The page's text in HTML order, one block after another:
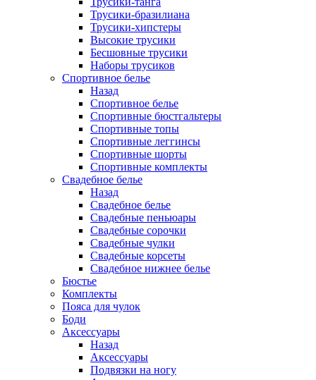
Трусики-бразилиана
Трусики-хипстеры
Высокие трусики
Бесшовные трусики
Наборы трусиков
Спортивное белье
Назад
Спортивное белье
Спортивные бюстгальтеры
Спортивные топы
Спортивные леггинсы
Спортивные шорты
Спортивные комплекты
Свадебное белье
Назад
Свадебное белье
Свадебные пеньюары
Свадебные сорочки
Свадебные чулки
Свадебные корсеты
Свадебное нижнее белье
Бюстье
Комплекты
Пояса для чулок
Боди
Аксессуары
Назад
Аксессуары
Подвязки на ногу